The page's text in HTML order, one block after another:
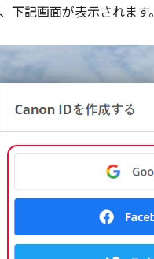
下記画面が表示されます。